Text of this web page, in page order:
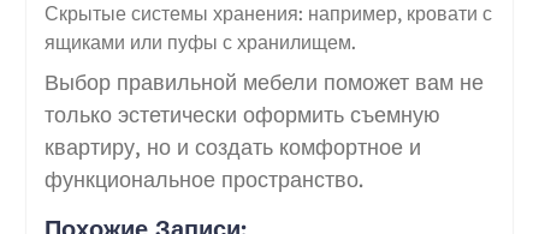
Скрытые системы хранения: например, кровати с
ящиками или пуфы с хранилищем.
Выбор правильной мебели поможет вам не
только эстетически оформить съемную
квартиру, но и создать комфортное и
функциональное пространство.